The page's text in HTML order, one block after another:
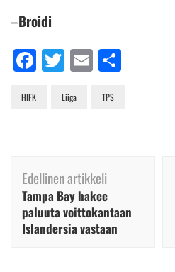
–Broidi
Facebook
Twitter
Email
HIFK Liiga TPS
Artikkelien
selaus
Edellinen artikkeli
Tampa Bay hakee
paluuta voittokantaan
Islandersia vastaan